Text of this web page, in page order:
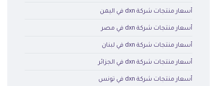
أسعار منتجات شركة dxn في اليمن
أسعار منتجات شركة dxn في مصر
أسعار منتجات شركة dxn في لبنان
أسعار منتجات شركة dxn في الجزائر
أسعار منتجات شركة dxn في تونس